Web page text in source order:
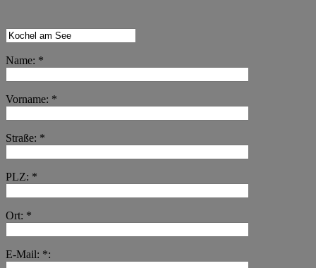
Name: *
Vorname: *
Straße: *
PLZ: *
Ort: *
E-Mail: *: